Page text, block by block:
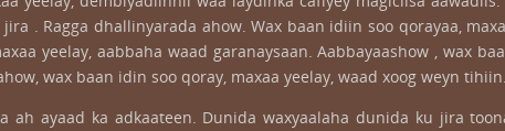
. Ragga dhallinyarada ahow. Wax baan idiin soo qorayaa,
yeelay, aabbaha waad garanaysaan. Aabbayaashow , wax
wax baan idin soo qoray, maxaa yeelay, waad xoog weyn tihiin.
ah ayaad ka adkaateen. Dunida waxyaalaha dunida ku jira